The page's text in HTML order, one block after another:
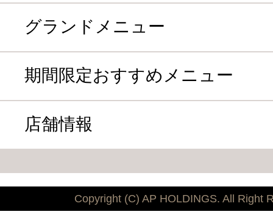
グランドメニュー
期間限定おすすめメニュー
店舗情報
Copyright (C) AP HOLDINGS. All Right